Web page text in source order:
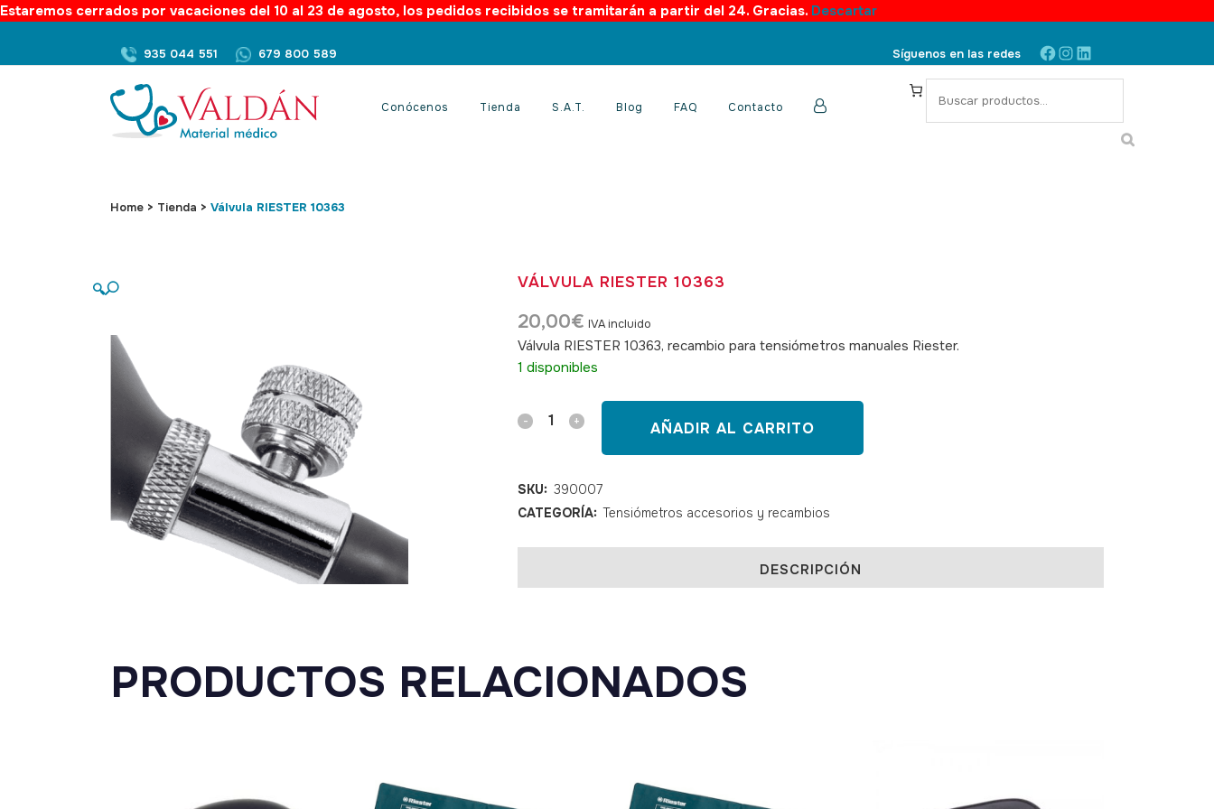
Estaremos cerrados por vacaciones del 10 al 23 de agosto, los pedidos recibidos se tramitarán a partir del 24. Gracias. Descartar
935 044 551 679 800 589 Síguenos en las redes Facebook
Instagram
LinkedIn
S
Conócenos Tienda S.A.T. Blog FAQ Contacto
Home > Tienda > Válvula RIESTER 10363
🔍 VÁLVULA RIESTER 10363
20,00€ IVA incluido
Válvula RIESTER 10363, recambio para tensiómetros manuales Riester.
1 disponibles
Válvula
10363
quantity
AÑADIR AL CARRITO
SKU: 390007
CATEGORÍA: Tensiómetros accesorios y recambios
DESCRIPCIÓN
PRODUCTOS RELACIONADOS